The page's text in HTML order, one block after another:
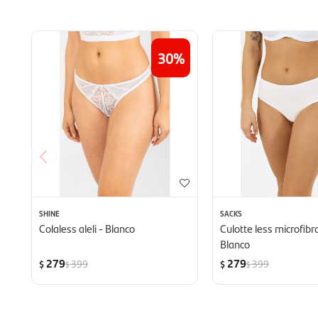
30
SHINE
Colaless aleli - Blanco
$279$399
SACKS
Culotte less
Blanco
$279$399